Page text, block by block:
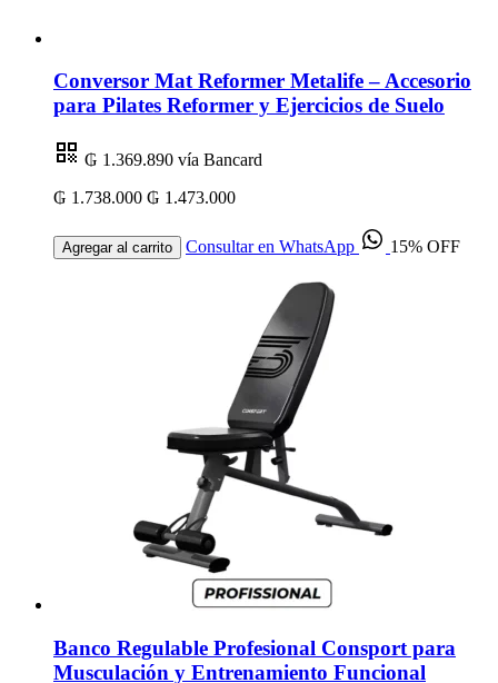
Conversor Mat Reformer Metalife – Accesorio
para Pilates Reformer y Ejercicios de Suelo
₲ 1.369.890 vía Bancard
₲ 1.738.000 ₲ 1.473.000
Agregar al carrito Consultar en WhatsApp 15% OFF
Banco Regulable Profesional Consport para
Musculación y Entrenamiento Funcional